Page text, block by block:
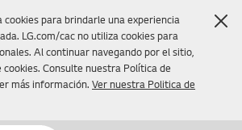
cookies para brindarle una experiencia
LG.com/cac no utiliza cookies para
Al continuar navegando por el sitio,
Consulte nuestra Política de
más información. Ver nuestra Politica de